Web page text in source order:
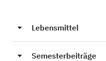
Lebensmittel
Semesterbeiträge